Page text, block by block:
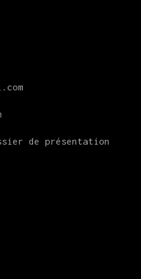
de présentation